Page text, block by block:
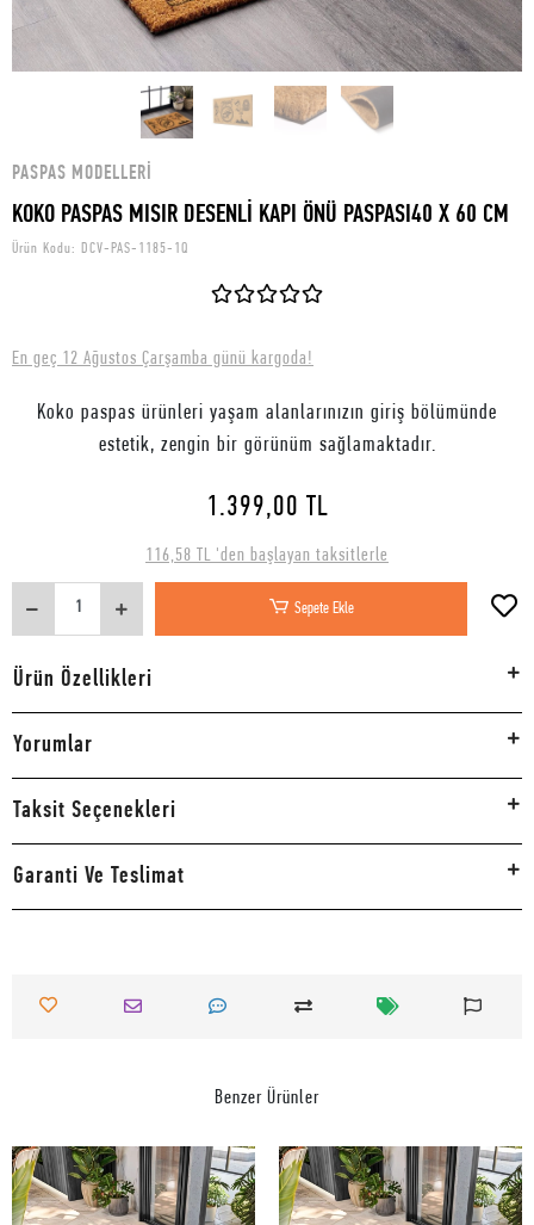
PASPAS MODELLERI
KOKO PASPAS MISIR DESENLİ KAPI ÖNÜ PASPASI40 X 60 CM
Ürün Kodu: DCV-PAS-1185-1Q
En geç 12 Ağustos Çarşamba günü kargoda!
Koko paspas ürünleri yaşam alanlarınızın giriş bölümünde
estetik, zengin bir görünüm sağlamaktadır.
1.399,00 TL
116,58 TL 'den başlayan taksitlerle
Sepete Ekle
Ürün Özellikleri
Yorumlar
Taksit Seçenekleri
Garanti Ve Teslimat
Benzer Ürünler